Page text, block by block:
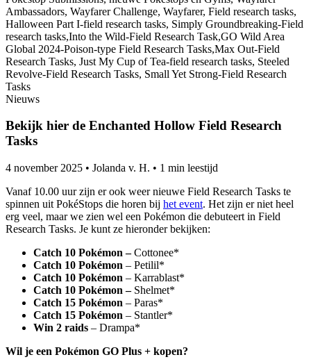
Nieuws
Bekijk hier de Enchanted Hollow Field Research
Tasks
4 november 2025 • Jolanda v. H. • 1 min leestijd
Vanaf 10.00 uur zijn er ook weer nieuwe Field Research Tasks te
spinnen uit PokéStops die horen bij het event. Het zijn er niet heel
erg veel, maar we zien wel een Pokémon die debuteert in Field
Research Tasks. Je kunt ze hieronder bekijken:
Catch 10 Pokémon –Cottonee*
Catch 10 Pokémon – Petilil*
Catch 10 Pokémon – Karrablast*
Catch 10 Pokémon – Shelmet*
Catch 15 Pokémon – Paras*
Catch 15 Pokémon – Stantler*
Win 2 raids – Drampa*
Wil je een Pokémon GO Plus + kopen?